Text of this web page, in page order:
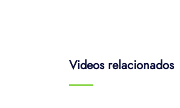
Videos relacionados